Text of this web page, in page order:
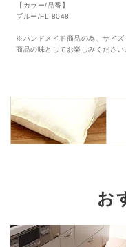
【カラー/品番】
ブルー/FL-8048
※ハンドメイド商品の為、サイズ
商品の味としてお楽しみください
お